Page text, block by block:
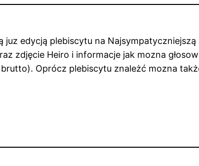
edycją plebiscytu na
zdjęcie Heiro i informacje jak mozna
Oprócz plebiscytu znależć mozna